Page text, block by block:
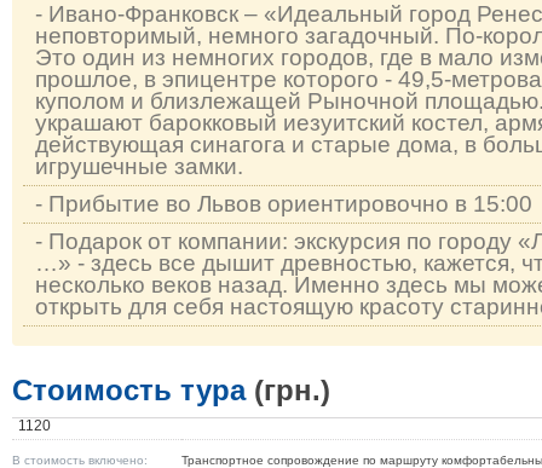
- Ивано-Франковск – «Идеальный город
неповторимый, немного загадочный. По-
Это один из немногих городов, где в мало
прошлое, в эпицентре которого - 49,5-
куполом и близлежащей Рыночной
украшают барокковый иезуитский костел,
действующая синагога и старые дома, в
игрушечные замки.
- Прибытие во Львов ориентировочно в 15:00
- Подарок от компании: экскурсия по городу
…» - здесь все дышит древностью, кажется,
несколько веков назад. Именно здесь мы
открыть для себя настоящую красоту
Стоимость тура (грн.)
1120
В стоимость включено:
Транспортное сопровождение по маршруту